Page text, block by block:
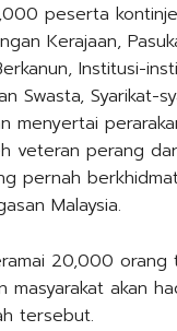
peserta
Kerajaan,
Institusi-
Swasta, Syarikat-
menyertai
veteran perang
pernah
Malaysia.
20,000 orang
masyarakat akan
tersebut.